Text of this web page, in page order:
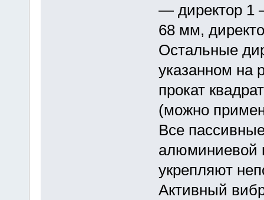
— директор 1
68 мм,
Остальные
указанном на
прокат
(можно
Все
алюминиевой
укрепляют
Активный